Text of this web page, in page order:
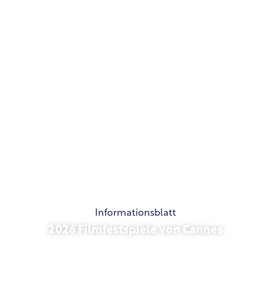
Informationsblatt
2026 Filmfestspiele von Cannes